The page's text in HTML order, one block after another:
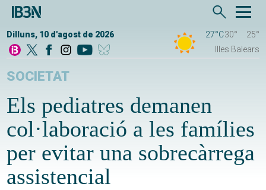
Dilluns, 10 d'agost de 2026 27°C30°
25°
Illes Balears
SOCIETAT
Els pediatres demanen
col·laboració a les famílies
per evitar una sobrecàrrega
assistencial